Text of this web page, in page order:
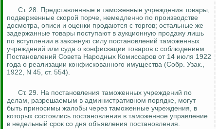
Ст. 28. Представленные в таможенные учреждения товары,
подверженные скорой порче, немедленно по производстве
досмотра, описи и оценки продаются с торгов; остальные же
задержанные товары поступают в аукционную продажу лишь
по вступлении в законную силу постановлений таможенных
учреждений или суда о конфискации товаров с соблюдением
Постановлений Совета Народных Комиссаров от 14 июля 1922
года о реализации конфискованного имущества (Собр. Узак.,
1922, N 45, ст. 554).
Ст. 29. На постановления таможенных учреждений по
делам, разрешаемым в административном порядке, могут
быть приносимы жалобы через таможенные учреждения, в
которых состоялись постановления в таможенное управление
в недельный срок со дня объявления постановления.